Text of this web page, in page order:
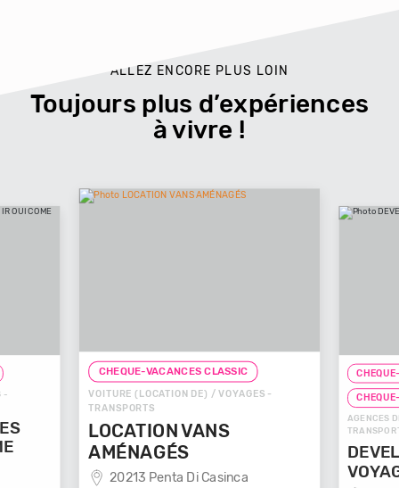
ALLEZ ENCORE PLUS LOIN
Toujours plus d’expériences
à vivre !
CHEQUE-VACANCES CLASSIC
VOITURE (LOCATION DE) / VOYAGES -
TRANSPORTS
LOCATION VANS
AMÉNAGÉS
20213 Penta Di Casinca
CHEQUE-
CHEQUE-
AGENCES DE
TRANSPORTS